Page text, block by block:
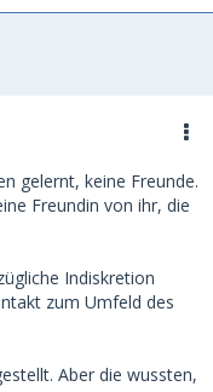
gelernt, keine Freunde.
Freundin von ihr, die
Indiskretion
zum Umfeld des
Aber die wussten,